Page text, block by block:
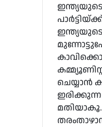
ഇന്ത്യയുടെ
ചെയ്യാന്‍